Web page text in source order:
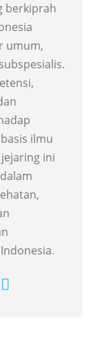
berkiprah
umum,
ilmu
ini